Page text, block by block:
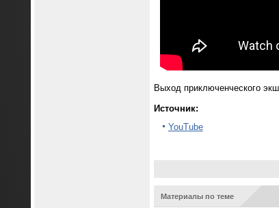
Выход приключенческого
Источник:
YouTube
Материалы по теме